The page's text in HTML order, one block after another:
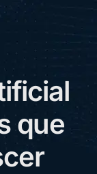
ificial
que
cer